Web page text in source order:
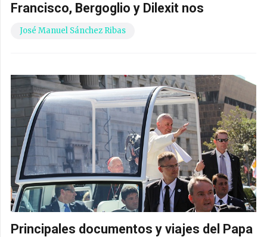
Francisco, Bergoglio y Dilexit nos
José Manuel Sánchez Ribas
Principales documentos y viajes del Papa